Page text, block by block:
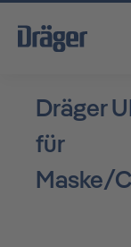
Dräger
für
Maske/